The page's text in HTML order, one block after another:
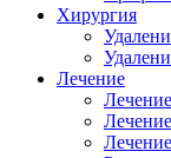
Хирургия
Лечение